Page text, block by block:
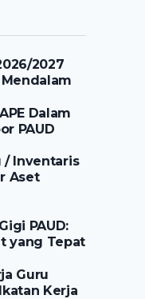
2027
Dalam
PAUD
/ Inventaris
Aset
PAUD:
yang Tepat
Guru
Kerja